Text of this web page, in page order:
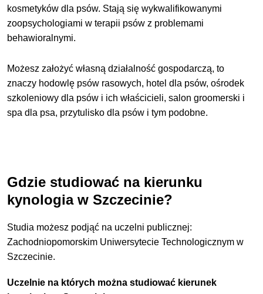
kosmetyków dla psów. Stają się wykwalifikowanymi
zoopsychologiami w terapii psów z problemami
behawioralnymi.
Możesz założyć własną działalność gospodarczą, to
znaczy hodowlę psów rasowych, hotel dla psów, ośrodek
szkoleniowy dla psów i ich właścicieli, salon groomerski i
spa dla psa, przytulisko dla psów i tym podobne.
Gdzie studiować na kierunku
kynologia w Szczecinie?
Studia możesz podjąć na uczelni publicznej:
Zachodniopomorskim Uniwersytecie Technologicznym w
Szczecinie.
Uczelnie na których można studiować kierunek